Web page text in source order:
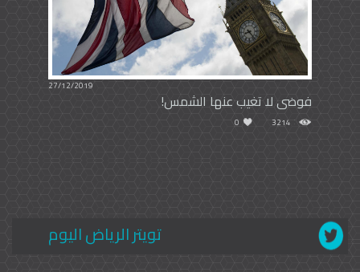
27/12/2019
فوضى لا تغيب عنها الشمس!
3214
0
تويتر الرياض اليوم